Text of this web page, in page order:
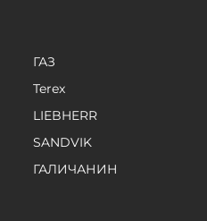
ГАЗ
Terex
LIEBHERR
SANDVIK
ГАЛИЧАНИН